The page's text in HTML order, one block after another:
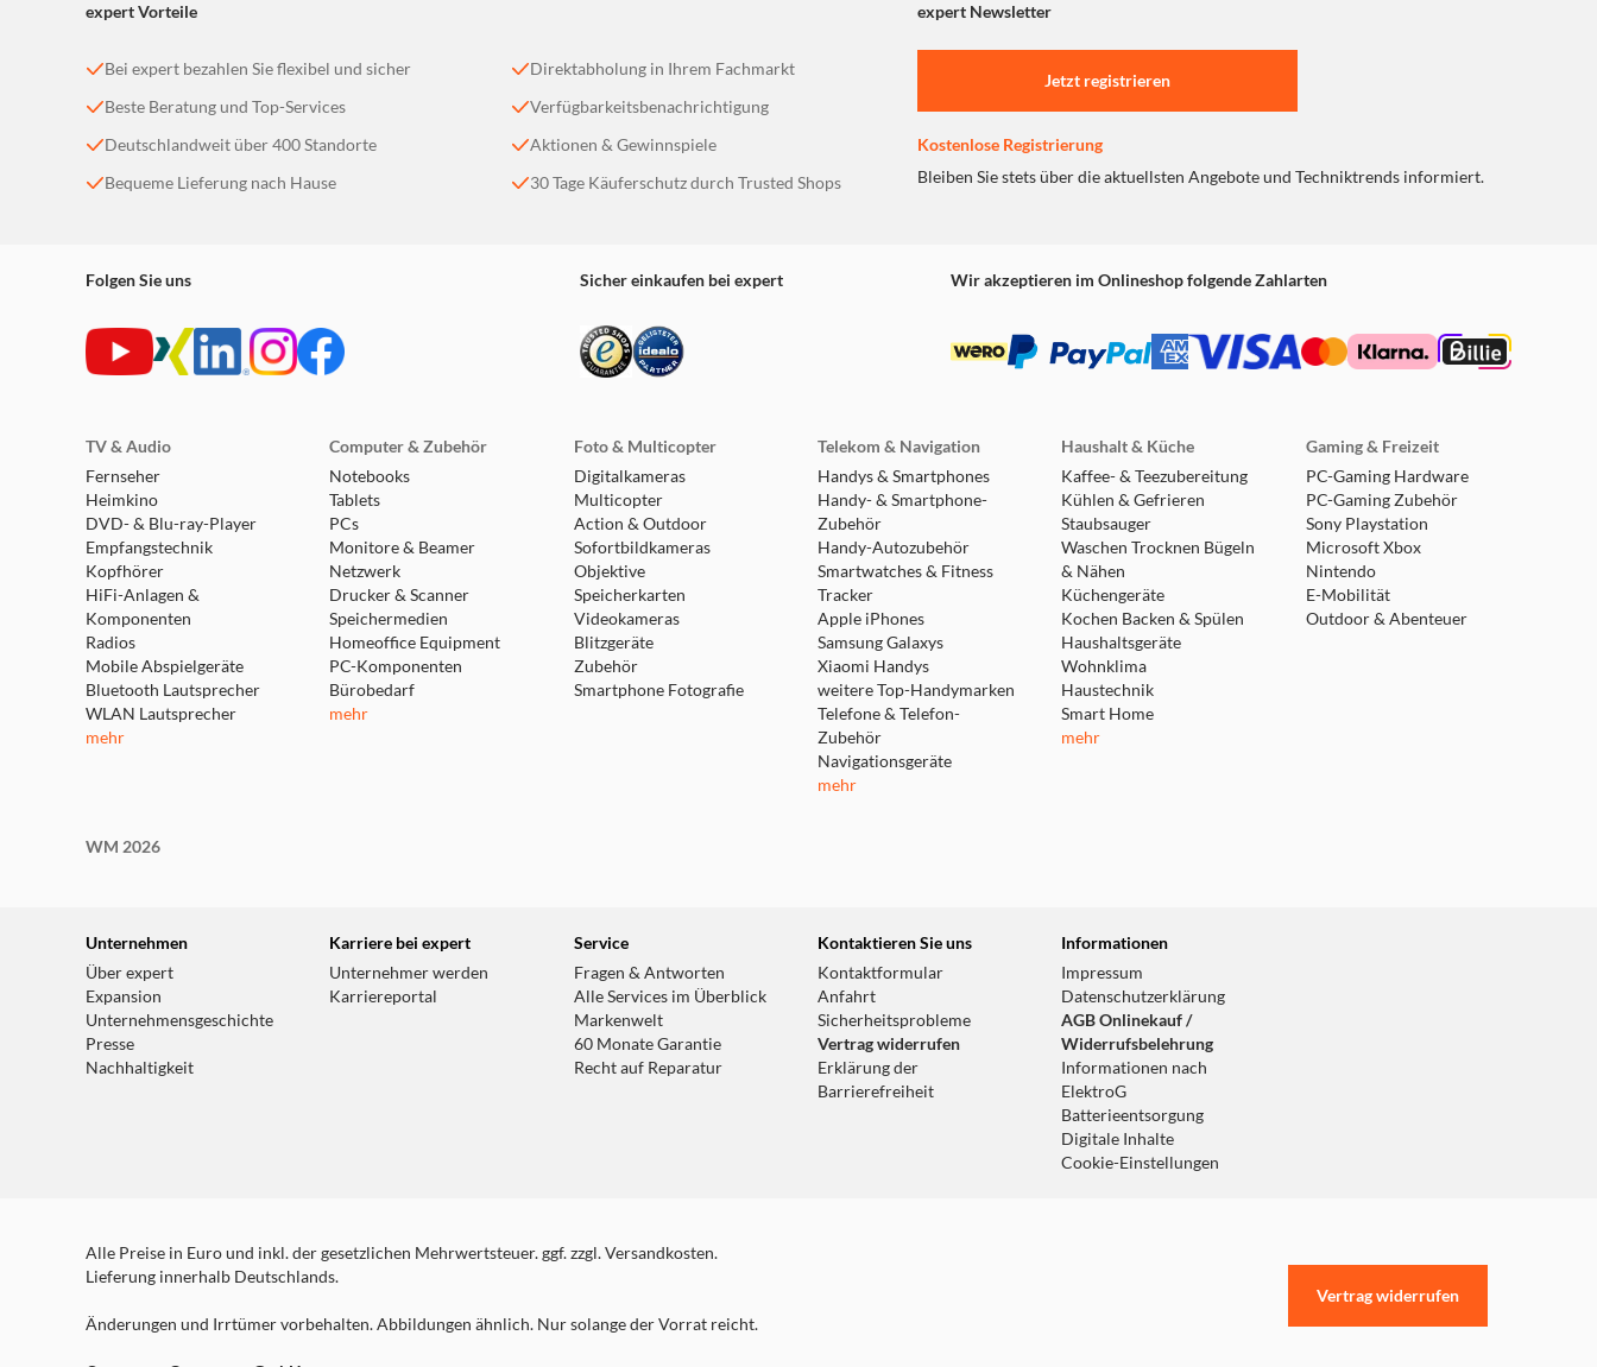
expert Vorteile expert Newsletter
Bei expert bezahlen Sie flexibel und sicher
Beste Beratung und Top-Services
Deutschlandweit über 400 Standorte
Bequeme Lieferung nach Hause
Direktabholung in Ihrem Fachmarkt
Verfügbarkeitsbenachrichtigung
Aktionen & Gewinnspiele
30 Tage Käuferschutz durch Trusted Shops
Jetzt registrieren
Kostenlose Registrierung
Bleiben Sie stets über die aktuellsten Angebote und Techniktrends informiert.
Folgen Sie uns Sicher einkaufen bei expert Wir akzeptieren im Onlineshop folgende Zahlarten
TV & Audio
Fernseher
Heimkino
DVD- & Blu-ray-Player
Empfangstechnik
Kopfhörer
HiFi-Anlagen &
Komponenten
Radios
Mobile Abspielgeräte
Bluetooth Lautsprecher
WLAN Lautsprecher
mehr
Computer & Zubehör
Notebooks
Tablets
PCs
Monitore & Beamer
Netzwerk
Drucker & Scanner
Speichermedien
Homeoffice Equipment
PC-Komponenten
Bürobedarf
mehr
Foto & Multicopter
Digitalkameras
Multicopter
Action & Outdoor
Sofortbildkameras
Objektive
Speicherkarten
Videokameras
Blitzgeräte
Zubehör
Smartphone Fotografie
Telekom & Navigation
Handys & Smartphones
Handy- & Smartphone-
Zubehör
Handy-Autozubehör
Smartwatches & Fitness
Tracker
Apple iPhones
Samsung Galaxys
Xiaomi Handys
weitere Top-Handymarken
Telefone & Telefon-
Zubehör
Navigationsgeräte
mehr
Haushalt & Küche
Kaffee- & Teezubereitung
Kühlen & Gefrieren
Staubsauger
Waschen Trocknen Bügeln
& Nähen
Küchengeräte
Kochen Backen & Spülen
Haushaltsgeräte
Wohnklima
Haustechnik
Smart Home
mehr
Gaming & Freizeit
PC-Gaming Hardware
PC-Gaming Zubehör
Sony Playstation
Microsoft Xbox
Nintendo
E-Mobilität
Outdoor & Abenteuer
WM 2026
Unternehmen
Über expert
Expansion
Unternehmensgeschichte
Presse
Nachhaltigkeit
Karriere bei expert
Unternehmer werden
Karriereportal
Service
Fragen & Antworten
Alle Services im Überblick
Markenwelt
60 Monate Garantie
Recht auf Reparatur
Kontaktieren Sie uns
Kontaktformular
Anfahrt
Sicherheitsprobleme
Vertrag widerrufen
Erklärung der
Barrierefreiheit
Informationen
Impressum
Datenschutzerklärung
AGB Onlinekauf /
Widerrufsbelehrung
Informationen nach
ElektroG
Batterieentsorgung
Digitale Inhalte
Cookie-Einstellungen
Alle Preise in Euro und inkl. der gesetzlichen Mehrwertsteuer. ggf. zzgl. Versandkosten.
Lieferung innerhalb Deutschlands.
Änderungen und Irrtümer vorbehalten. Abbildungen ähnlich. Nur solange der Vorrat reicht.
Vertrag widerrufen